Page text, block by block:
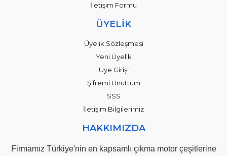
İletişim Formu
ÜYELİK
Üyelik Sözleşmesi
Yeni Üyelik
Üye Girişi
Şifremi Unuttum
SSS
İletişim Bilgilerimiz
HAKKIMIZDA
Firmamız Türkiye'nin en kapsamlı çıkma motor çeşitlerine